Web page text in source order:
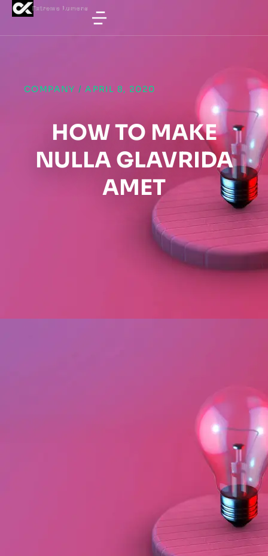
COMPANY / APRIL 8, 2020
HOW TO MAKE
NULLA GLAVRIDA
AMET